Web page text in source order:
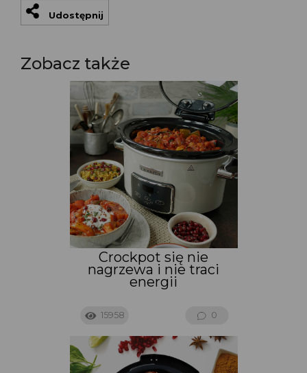
Udostępnij
Zobacz także
Crockpot się nie
nagrzewa i nie traci
energii
15958 0